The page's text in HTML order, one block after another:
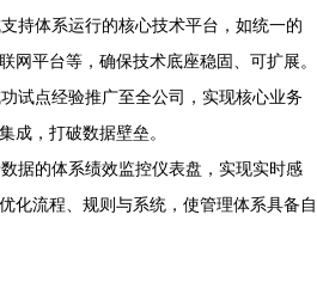
支持体系运行的核心技术平台，如统一的
网平台等，确保技术底座稳固、可扩展。
功试点经验推广至全公司，实现核心业务
成，打破数据壁垒。
据的体系绩效监控仪表盘，实现实时感
化流程、规则与系统，使管理体系具备自